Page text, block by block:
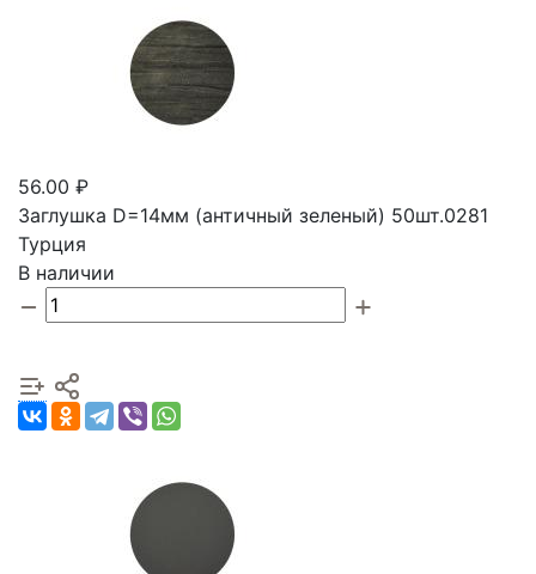
56.00 ₽
Заглушка D=14мм (античный зеленый) 50шт.0281
Турция
В наличии